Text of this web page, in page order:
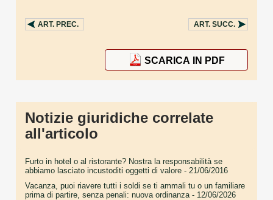
ART. PREC. ART. SUCC.
SCARICA IN PDF
Notizie giuridiche correlate
all'articolo
Furto in hotel o al ristorante? Nostra la responsabilità se
abbiamo lasciato incustoditi oggetti di valore - 21/06/2016
Vacanza, puoi riavere tutti i soldi se ti ammali tu o un familiare
prima di partire, senza penali: nuova ordinanza - 12/06/2026